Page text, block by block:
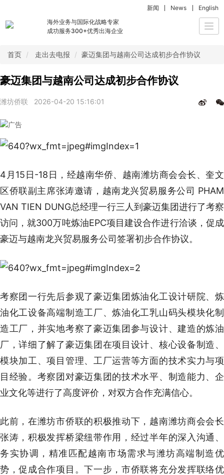
海外业务与国际化战略专家
成功服务300+优秀出海企业
新闻 News English
首页 走出去电报 豪迈集团与越南公司达成初步合作协议
豪迈集团与越南公司达成初步合作协议
潍坊侨联 2026-04-20 15:16:01
4月15日-18日，经越南华侨、越南潍坊商会会长、奎文
区侨联副主席张涛邀请，越南龙兴贸易服务公司 PHAM
VAN TIEN DUNG总经理一行三人到豪迈集团进行了考察
访问，就300万吨炼油EPC项目建设合作进行洽谈，促成
豪迈与越南龙兴贸易服务公司签署初步合作协议。
考察团一行先后参观了豪迈集团炼油化工设计研院、炼
油化工设备高端制造工厂、炼油化工乳山码头模块化制
造工厂，并实地考察了豪迈集团参与设计、建造的炼油
厂，详细了解了豪迈集团在项目设计、核心设备制造、
模块加工、项目管理、工厂运营等方面的技术实力与项
目经验。考察团对豪迈集团的技术水平、制造能力、企
业文化等进行了高度评价，对双方合作充满信心。
此前，在潍坊市侨联的积极推动下，越南潍坊商会会长
张涛，积极发挥桥梁纽带作用，经过半年的深入沟通、
务实协调，精准匹配越南市场需求与潍坊高端制造优
势，促成合作项目。下一步，市侨联将充分发挥联络优